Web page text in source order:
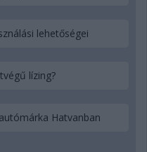
lehetőségei
lízing?
Hatvanban